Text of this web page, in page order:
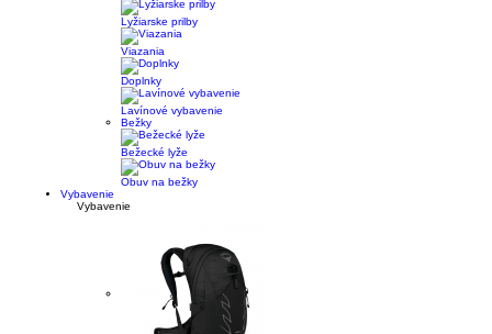
Lyžiarske prilby
Viazania
Doplnky
Lavínové vybavenie
Bežky
Bežecké lyže
Obuv na bežky
Vybavenie
Vybavenie